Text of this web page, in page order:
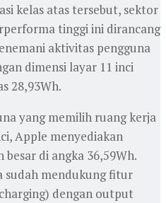
kelas atas tersebut, sektor
tinggi ini dirancang
aktivitas pengguna
dimensi layar 11 inci
28,93Wh.
yang memilih ruang kerja
Apple menyediakan
di angka 36,59Wh.
sudah mendukung fitur
dengan output